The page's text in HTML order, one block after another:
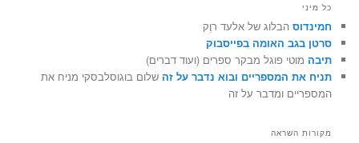
כל מיני
חמינדוס הבלוג של אלעד רוֶק
סרטן בגב האומה בפייסבוק
תיבה מוטי פוגל מבקר ספרים (ועוד דברים)
תניח את המספריים ובוא נדבר על זה שלום בוגוסלבסקי מניח את
המספריים ומדבר על זה
מקורות השראה